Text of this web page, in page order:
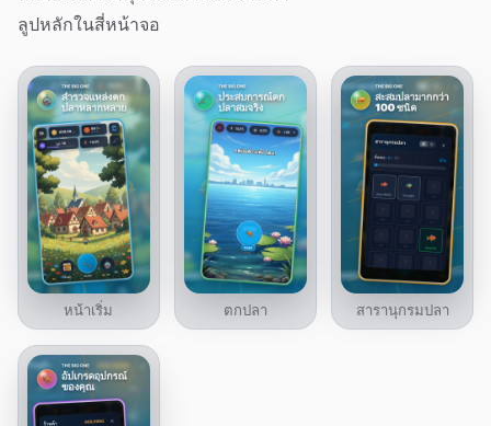
ลูปหลักในสี่หน้าจอ
หน้าเริ่ม ตกปลา สารานุกรมปลา